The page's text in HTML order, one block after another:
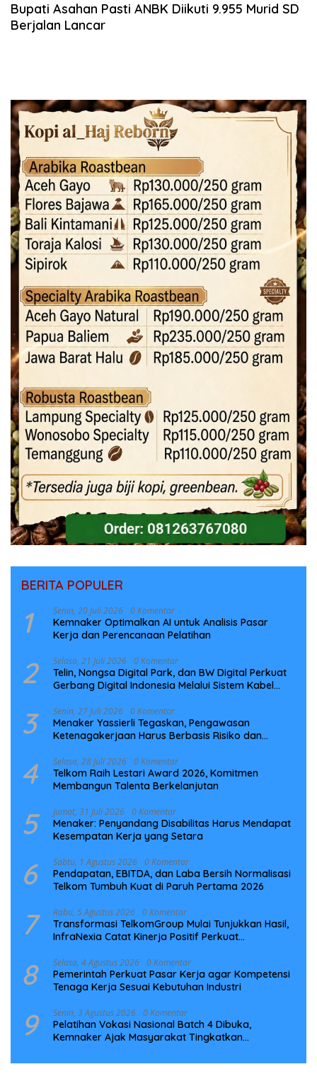
Bupati Asahan Pasti ANBK Diikuti 9.955 Murid SD
Berjalan Lancar
BERITA POPULER
1 Senin, 20 Juli 2026 0 Komentar
Kemnaker Optimalkan AI untuk Analisis Pasar
Kerja dan Perencanaan Pelatihan
2 Selasa, 21 Juli 2026 0 Komentar
Telin, Nongsa Digital Park, dan BW Digital Perkuat
Gerbang Digital Indonesia Melalui Sistem Kabel
3 Senin, 27 Juli 2026 0 Komentar
Menaker Yassierli Tegaskan, Pengawasan
Ketenagakerjaan Harus Berbasis Risiko dan
4 Selasa, 28 Juli 2026 0 Komentar
Telkom Raih Lestari Award 2026, Komitmen
Membangun Talenta Berkelanjutan
5 Jumat, 31 Juli 2026 0 Komentar
Menaker: Penyandang Disabilitas Harus Mendapat
Kesempatan Kerja yang Setara
6 Sabtu, 1 Agustus 2026 0 Komentar
Pendapatan, EBITDA, dan Laba Bersih Normalisasi
Telkom Tumbuh Kuat di Paruh Pertama 2026
7 Rabu, 5 Agustus 2026 0 Komentar
Transformasi TelkomGroup Mulai Tunjukkan Hasil,
InfraNexia Catat Kinerja Positif Perkuat
8 Selasa, 4 Agustus 2026 0 Komentar
Pemerintah Perkuat Pasar Kerja agar Kompetensi
Tenaga Kerja Sesuai Kebutuhan Industri
9 Senin, 3 Agustus 2026 0 Komentar
Pelatihan Vokasi Nasional Batch 4 Dibuka,
Kemnaker Ajak Masyarakat Tingkatkan